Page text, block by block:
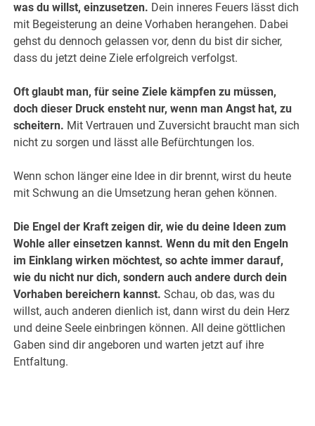
was du willst, einzusetzen. Dein inneres Feuers lässt dich
mit Begeisterung an deine Vorhaben herangehen. Dabei
gehst du dennoch gelassen vor, denn du bist dir sicher,
dass du jetzt deine Ziele erfolgreich verfolgst.
Oft glaubt man, für seine Ziele kämpfen zu müssen,
doch dieser Druck ensteht nur, wenn man Angst hat, zu
scheitern. Mit Vertrauen und Zuversicht braucht man sich
nicht zu sorgen und lässt alle Befürchtungen los.
Wenn schon länger eine Idee in dir brennt, wirst du heute
mit Schwung an die Umsetzung heran gehen können.
Die Engel der Kraft zeigen dir, wie du deine Ideen zum
Wohle aller einsetzen kannst. Wenn du mit den Engeln
im Einklang wirken möchtest, so achte immer darauf,
wie du nicht nur dich, sondern auch andere durch dein
Vorhaben bereichern kannst. Schau, ob das, was du
willst, auch anderen dienlich ist, dann wirst du dein Herz
und deine Seele einbringen können. All deine göttlichen
Gaben sind dir angeboren und warten jetzt auf ihre
Entfaltung.